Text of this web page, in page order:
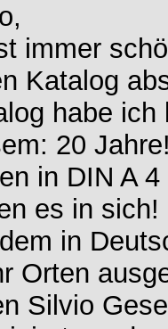
immer
Katalog
habe ich
20
in DIN A
es in sich!
in
Orten
Silvio